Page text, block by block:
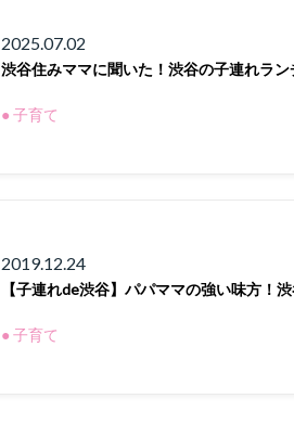
2025.07.02
渋谷住みママに聞いた！渋谷の子連れラ
● 子育て
2019.12.24
【子連れde渋谷】パパママの強い味方！
● 子育て